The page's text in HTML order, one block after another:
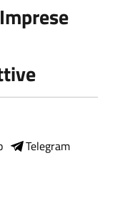
Telegram